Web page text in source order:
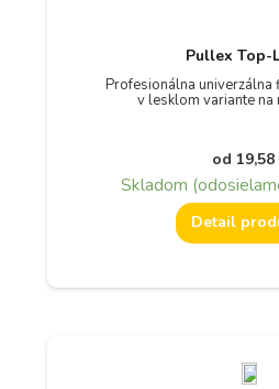
Pullex Top-
Profesionálna
v lesklom variante na
od 19,58
Skladom
Detail